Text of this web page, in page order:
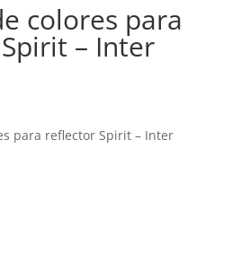
colores para
– Inter
para reflector Spirit – Inter